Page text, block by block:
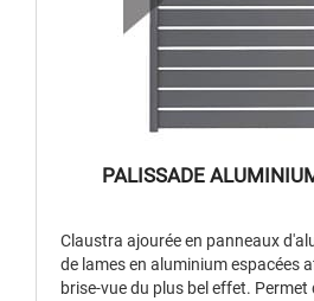
PALISSADE
Claustra ajourée en panneaux
de lames en aluminium espacées
brise-vue du plus bel effet.